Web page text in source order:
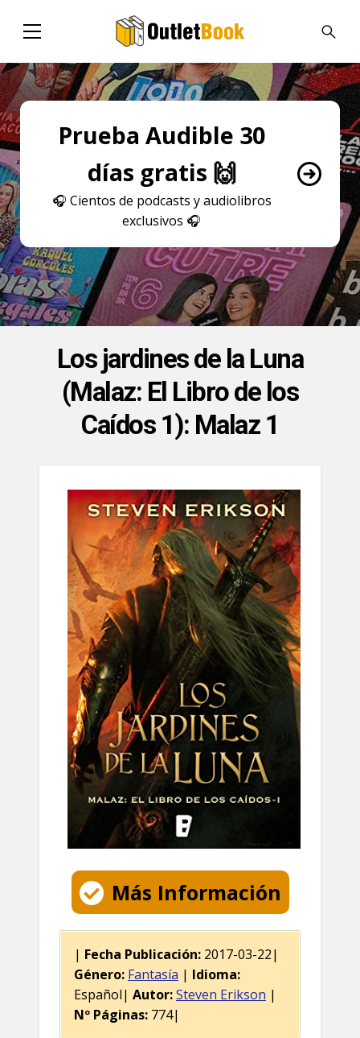
Prueba Audible 30
días gratis 🙌
🎧 Cientos de podcasts y audiolibros
exclusivos 🎧
Los jardines de la Luna
(Malaz: El Libro de los
Caídos 1): Malaz 1
Más Información
| Fecha Publicación: 2017-03-22|
Género: Fantasía | Idioma:
Español| Autor:Steven Erikson |
Nº Páginas: 774|